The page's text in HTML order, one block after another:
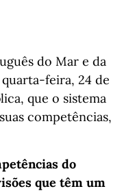
do Mar e da
feira, 24 de
que o sistema
competências,
do
que têm um